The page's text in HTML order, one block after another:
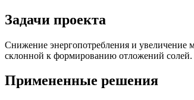
Задачи проекта
Снижение энергопотребления и
склонной к формированию отложений солей.
Примененные решения